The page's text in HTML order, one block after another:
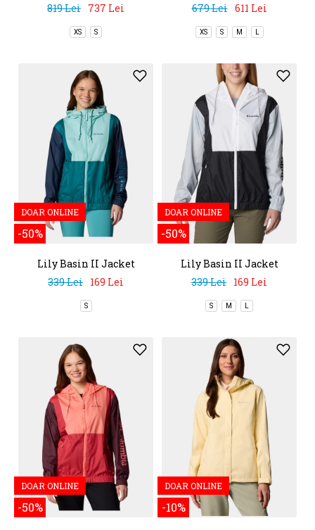
819 Lei 737 Lei
XS S
679 Lei 611 Lei
XS S M L
DOAR ONLINE
-50%
Lily Basin II Jacket
339 Lei 169 Lei
S
DOAR ONLINE
-50%
Lily Basin II Jacket
339 Lei 169 Lei
S M L
DOAR ONLINE
-50%
DOAR ONLINE
-10%